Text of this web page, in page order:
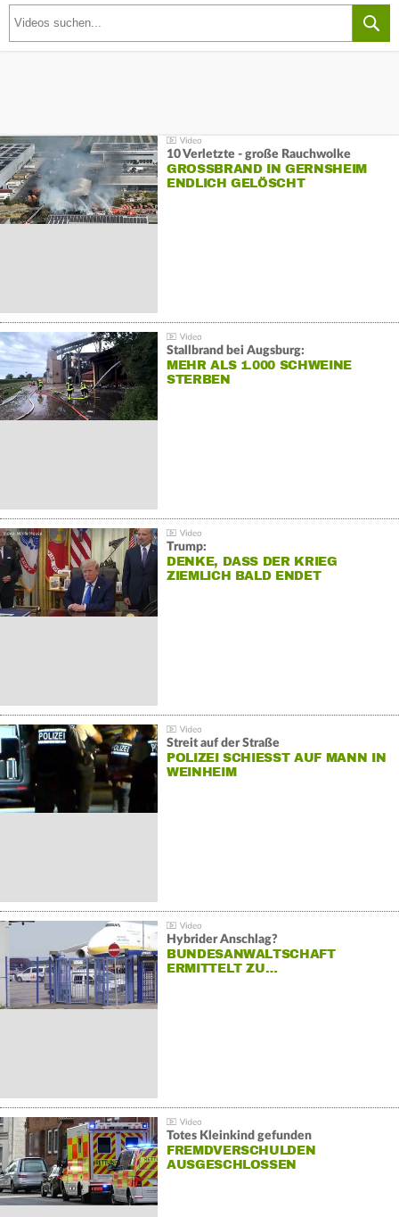
10 Verletzte - große Rauchwolke
GROSSBRAND IN GERNSHEIM E
NDLICH GELÖSCHT
Stallbrand bei Augsburg:
MEHR ALS 1.000 SCHWEINE
STERBEN
Trump:
DENKE, DASS DER KRIEG
ZIEMLICH BALD ENDET
Streit auf der Straße
POLIZEI SCHIESST AUF MANN IN W
EINHEIM
Hybrider Anschlag?
BUNDESANWALTSCHAFT
ERMITTELT ZU…
Totes Kleinkind gefunden
FREMDVERSCHULDEN
AUSGESCHLOSSEN